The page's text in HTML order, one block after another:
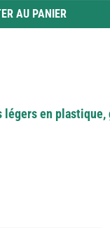
les boutons pour
AU PANIER
en plastique,